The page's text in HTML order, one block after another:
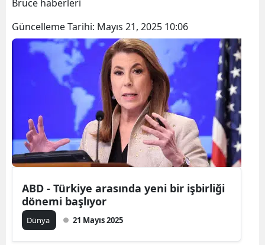
Bruce haberleri
Güncelleme Tarihi: Mayıs 21, 2025 10:06
ABD - Türkiye arasında yeni bir işbirliği
dönemi başlıyor
Dünya 21 Mayıs 2025